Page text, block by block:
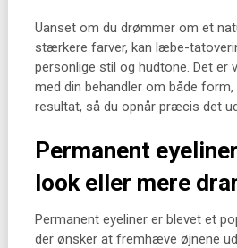
Uanset om du drømmer om et
stærkere farver, kan læbe-
personlige stil og hudtone. Det er
med din behandler om både
resultat, så du opnår præcis det
Permanent
look eller mere
Permanent eyeliner er blevet et
der ønsker at fremhæve øjnene